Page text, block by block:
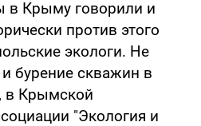
в Крыму говорили и
против этого
экологи. Не
бурение скважин в
в Крымской
"Экология и